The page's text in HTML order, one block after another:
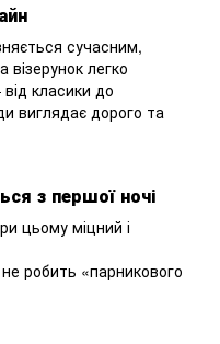
сучасним,
легко
класики до
виглядає дорого та
з першої ночі
цьому міцний і
робить «парникового